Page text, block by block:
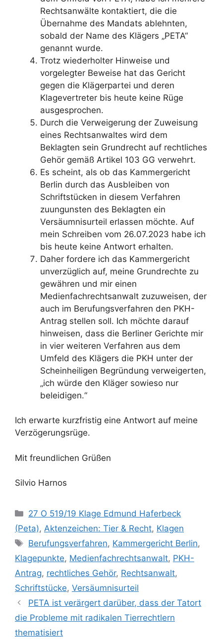
Rechtsanwälte kontaktiert, die die
Übernahme des Mandats ablehnten,
sobald der Name des Klägers „PETA“
genannt wurde.
Trotz wiederholter Hinweise und
vorgelegter Beweise hat das Gericht
gegen die Klägerpartei und deren
Klagevertreter bis heute keine Rüge
ausgesprochen.
Durch die Verweigerung der Zuweisung
eines Rechtsanwaltes wird dem
Beklagten sein Grundrecht auf rechtliches
Gehör gemäß Artikel 103 GG verwehrt.
Es scheint, als ob das Kammergericht
Berlin durch das Ausbleiben von
Schriftstücken in diesem Verfahren
zuungunsten des Beklagten ein
Versäumnisurteil erlassen möchte. Auf
mein Schreiben vom 26.07.2023 habe ich
bis heute keine Antwort erhalten.
Daher fordere ich das Kammergericht
unverzüglich auf, meine Grundrechte zu
gewähren und mir einen
Medienfachrechtsanwalt zuzuweisen, der
auch im Berufungsverfahren den PKH-
Antrag stellen soll. Ich möchte darauf
hinweisen, dass die Berliner Gerichte mir
in vier weiteren Verfahren aus dem
Umfeld des Klägers die PKH unter der
Scheinheiligen Begründung verweigerten,
„ich würde den Kläger sowieso nur
beleidigen.“
Ich erwarte kurzfristig eine Antwort auf meine
Verzögerungsrüge.
Mit freundlichen Grüßen
Silvio Harnos
Kategorien
27 O 519/19 Klage Edmund Haferbeck
(Peta), Aktenzeichen: Tier & Recht, Klagen
Schlagwörter
Berufungsverfahren, Kammergericht Berlin,
Klagepunkte, Medienfachrechtsanwalt, PKH-
Antrag, rechtliches Gehör, Rechtsanwalt,
Schriftstücke, Versäumnisurteil
PETA ist verärgert darüber, dass der Tatort
die Probleme mit radikalen Tierrechtlern
thematisiert